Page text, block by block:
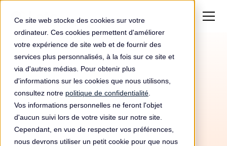
Ce site web stocke des cookies sur votre
ordinateur. Ces cookies permettent d'améliorer
votre expérience de site web et de fournir des
services plus personnalisés, à la fois sur ce site et
via d'autres médias. Pour obtenir plus
d'informations sur les cookies que nous utilisons,
consultez notre politique de confidentialité
Vos informations personnelles ne feront l'objet
d'aucun suivi lors de votre visite sur notre site.
Cependant, en vue de respecter vos préférences,
nous devrons utiliser un petit cookie pour que nous
Contrôle RGPD de
ALLIANCE FRANCAISE
PARIS ILE-DE-FRANCE
par la CNIL en 2018